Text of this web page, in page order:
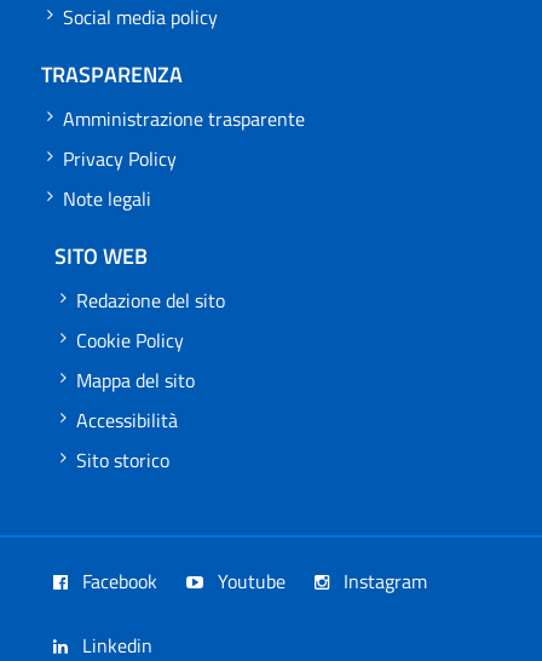
Social media policy
TRASPARENZA
Amministrazione trasparente
Privacy Policy
Note legali
SITO WEB
Redazione del sito
Cookie Policy
Mappa del sito
Accessibilità
Sito storico
Facebook Youtube Instagram
Linkedin